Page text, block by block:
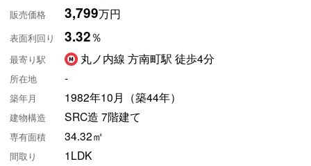
販売価格 3,799万円
表面利回り 3.32％
最寄り駅 丸ノ内線 方南町駅 徒歩4分
所在地 -
築年月 1982年10月（築44年）
建物構造 SRC造 7階建て
専有面積 34.32㎡
間取り 1LDK